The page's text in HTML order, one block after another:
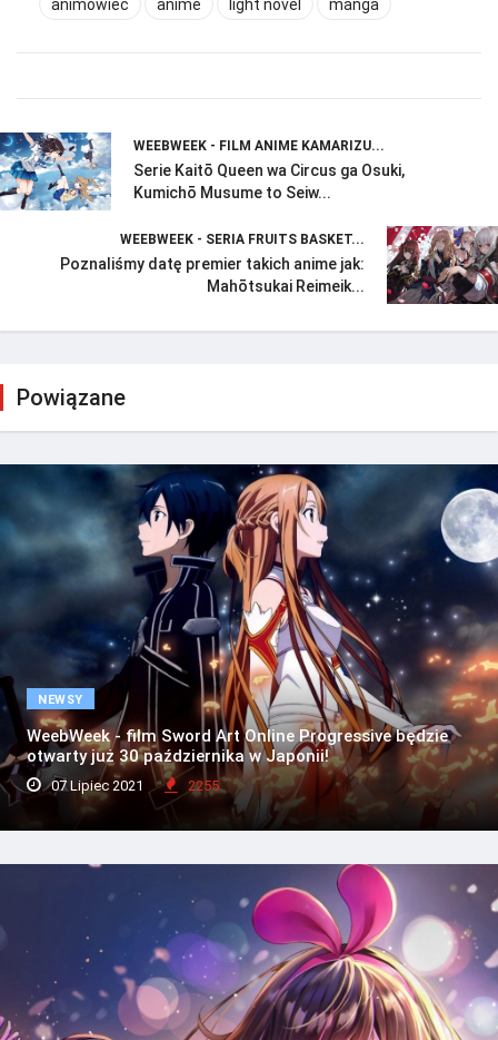
animowiec anime light novel manga
WEEBWEEK - FILM ANIME KAMARIZU...
Serie Kaitō Queen wa Circus ga Osuki,
Kumichō Musume to Seiw...
WEEBWEEK - SERIA FRUITS BASKET...
Poznaliśmy datę premier takich anime jak:
Mahōtsukai Reimeik...
Powiązane
NEWSY
WeebWeek - film Sword Art Online Progressive będzie
otwarty już 30 października w Japonii!
07 Lipiec 2021 2255